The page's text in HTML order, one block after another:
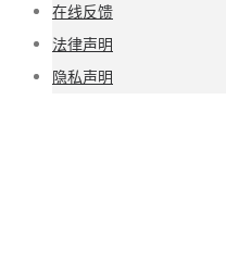
在线反馈
法律声明
隐私声明